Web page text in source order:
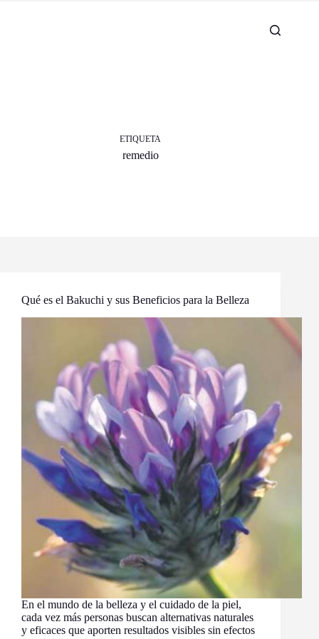
ETIQUETA
remedio
Qué es el Bakuchi y sus Beneficios para la Belleza
En el mundo de la belleza y el cuidado de la piel,
cada vez más personas buscan alternativas naturales
y eficaces que aporten resultados visibles sin efectos